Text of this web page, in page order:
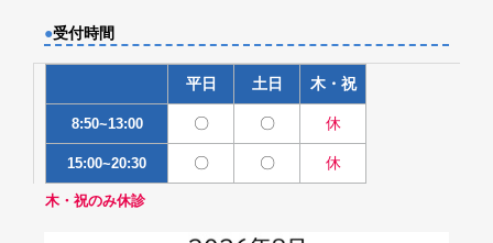
●受付時間
平日 土日 木・祝
8:50~13:00 〇 〇 休
15:00~20:30 〇 〇 休
木・祝のみ休診